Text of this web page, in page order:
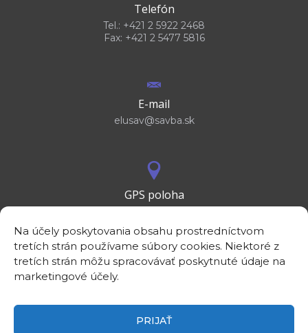
Na účely poskytovania obsahu prostredníctvom
tretích strán používame súbory cookies. Niektoré z
tretích strán môžu spracovávať poskytnuté údaje na
marketingové účely.
PRIJAŤ
Telefón
Tel.: +421 2 5922 2468
Fax: +421 2 5477 5816
E-mail
elusav@savba.sk
GPS poloha